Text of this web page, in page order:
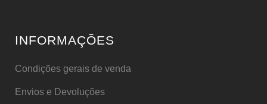
INFORMAÇÕES
Condições gerais de venda
Envios e Devoluções